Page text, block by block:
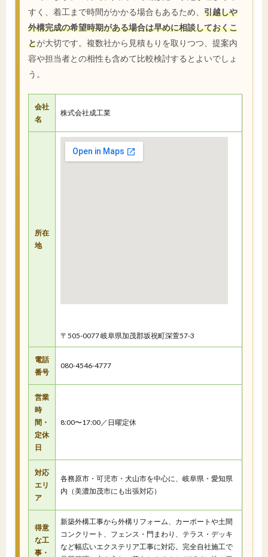
すく、着工まで時間がかかる場合もあるため、 引越しや
外構完成の希望時期がある場合は早めに相談しておくこ
とが大切です。複数社から見積もりを取りつつ、提案内
容や担当者との相性も含めて比較検討するとよいでしょ
う。
会社
名
株式会社成工業
所在
地
〒505-0077 岐阜県加茂郡坂祝町深萱57-3
電話
番号
080-4546-4777
営業
時
間・
定休
日
8:00〜17:00／日曜定休
対応
エリ
ア
各務原市・可児市・犬山市を中心に、岐阜県・愛知県
内（美濃加茂市にも出張対応）
得意
な工
事・
新築外構工事から外構リフォーム、カーポートや土間
コンクリート、フェンス・門まわり、テラス・デッキ
など幅広いエクステリア工事に対応。完全自社施工で